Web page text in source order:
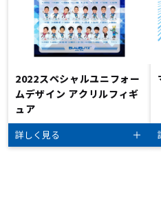
2022スペシャルユニフォー
ムデザイン アクリルフィギ
ュア
詳しく見る